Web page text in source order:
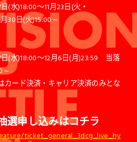
(水)18:00〜11月23日(火・
30日(火)15:00～
日(水)18:00〜12月6日(月)23:59 当落
～
カード決済・キャリア決済のみとな
申し込みはコチラ
ticket_general_3dcg_live_hy